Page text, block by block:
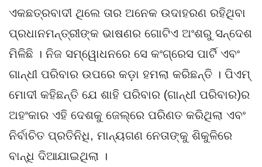
ଏକଛତ୍ରବାଦୀ ଥିଲେ ତାର ଅନେକ ଉଦାହରଣ ରହିଥିବା
ପ୍ରଧାନମନ୍ତ୍ରୀଙ୍କ ଭାଷଣର ଗୋଟିଏ ଅଂଶରୁ ସନ୍ଦେଶ
ମିଳିଛି । ନିଜ ସମ୍ୱୋଧନରେ ସେ କଂଗ୍ରେସ ପାର୍ଟି ଏବଂ
ଗାନ୍ଧୀ ପରିବାର ଉପରେ କଡ଼ା ହମଲା କରିଛନ୍ତି । ପିଏମ୍
ମୋଦୀ କହିଛନ୍ତି ଯେ ଶାହି ପରିବାର (ଗାନ୍ଧୀ ପରିବାର)ର
ଅହଂକାର ଏହି ଦେଶକୁ ଜେଲ୍‌ରେ ପରିଣତ କରିଥିଲା ଏବଂ
ନିର୍ବାଚିତ ପ୍ରତିନିଧି, ମାନ୍ୟଗଣ ନେତାଙ୍କୁ ଶିକୁଳିରେ
ବାନ୍ଧି ଦିଆଯାଇଥିଲା ।